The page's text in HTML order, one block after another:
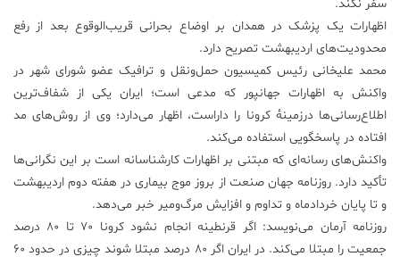
سفر نکند.
اظهارات یک پزشک در همدان بر اوضاع بحرانی قریب‌الوقوع بعد از رفع
محدودیت‌های اردیبهشت تصریح دارد.
محمد علیخانی رئیس کمیسیون حمل‌ونقل و ترافیک عضو شورای شهر در
واکنش به اظهارات جهانپور که مدعی است؛ ایران یکی از شفاف‌ترین
اطلاع‌رسانی‌ها درزمینهٔ کرونا را داراست، اظهار می‌دارد؛ وی از روش‌های مد
افتاده در پاسخگویی استفاده می‌کند.
واکنش‌های رسانه‌ای که مبتنی بر اظهارات کارشناسانه است بر این نگرانی‌ها
تأکید دارد. روزنامه جهان صنعت از بروز موج بیماری در هفته دوم اردیبهشت
و تا پایان خردادماه و تداوم و افزایش مرگ‌ومیر خبر می‌دهد.
روزنامه آرمان می‌نویسد: اگر قرنطینه انجام نشود کرونا ۷۰ تا ۸۰ درصد
جمعیت را مبتلا می‌کند. در ایران اگر ۸۰ درصد مبتلا شوند چیزی در حدود ۶۰